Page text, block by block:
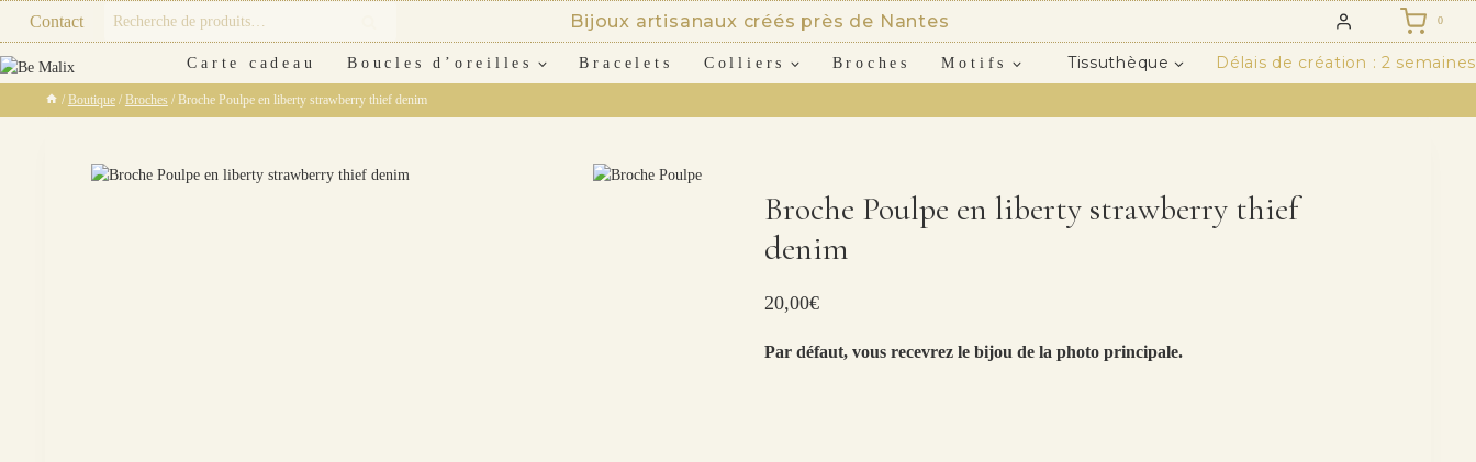
content
Contact
Recherche
Bijoux artisanaux créés près de Nantes 0
Carte cadeau Boucles d’oreilles Bracelets Colliers Broches Motifs Tissuthèque Délais de création : 2 semaines
/ Boutique / Broches / Broche Poulpe en liberty strawberry thief denim
Broche Poulpe en liberty strawberry thief
denim
20,00€
Par défaut, vous recevrez le bijou de la photo principale.